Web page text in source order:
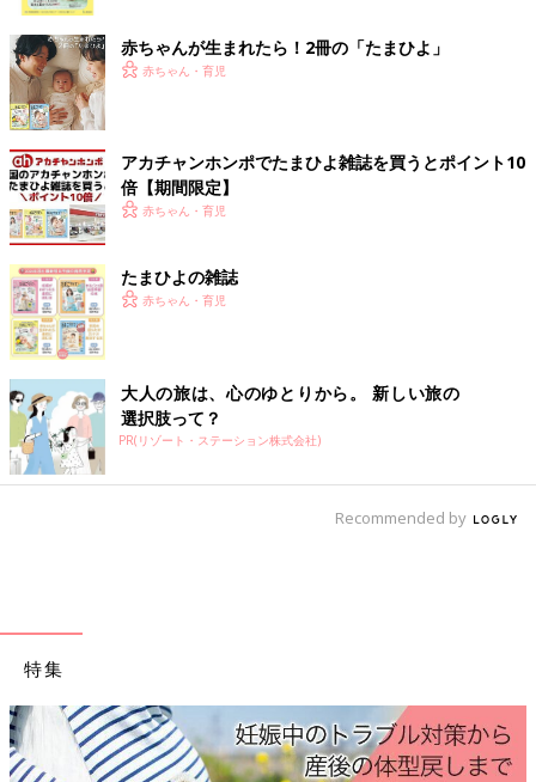
るタイプがあり、それを使えば煮沸消毒は乳首だけですみます。
余裕があれば使い捨て哺乳びんも検討してみてください。
――液体ミルクは事前に試すべきですか？
冨川 液体ミルクは粉ミルクと比べて、より母乳に近い味と言わ
れています。
粉ミルクを拒否した赤ちゃんが液体ミルクは飲んでくれたという
話もあれば、その逆に粉ミルクの赤ちゃんが液体ミルクを拒否し
た、という話もあります。
また、メーカーによって味に違いがあります。非常時は常温で与
える可能性もあるので、事前に試して欲しいとは思います。
避難所はあくまで一時的な利用と考えて
――赤ちゃんのいる家庭の防災意識ついて教えて下さい
冨川 災害時は自治体の指示に従って避難してください。ただ
避難場所は、赤ちゃんとともに長期滞在する場所としては不向き
――自宅に戻れない、備蓄が尽きた場合はどうすべきですか？
冨川 火災や倒壊などで自宅に留まれない、ライフラインが寸断
されて生活できない、備蓄が尽きそうなどの場合は、ライフライ
ンが整ったエリアへ移動することを考えましょう。
赤ちゃんが生まれたら！2冊の「たまひよ」
赤ちゃん・育児
アカチャンホンポでたまひよ雑誌を買うとポイント10
倍【期間限定】
赤ちゃん・育児
たまひよの雑誌
赤ちゃん・育児
大人の旅は、心のゆとりから。 新しい旅の
選択肢って？
PR(リゾート・ステーション株式会社)
Recommended by
特集